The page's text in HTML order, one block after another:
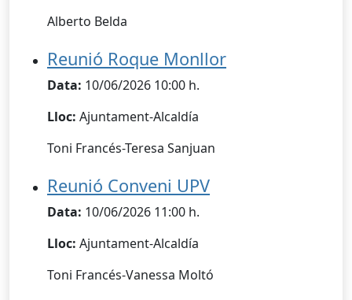
Alberto Belda
Reunió Roque Monllor
Data: 10/06/2026 10:00 h.
Lloc: Ajuntament-Alcaldía
Toni Francés-Teresa Sanjuan
Reunió Conveni UPV
Data: 10/06/2026 11:00 h.
Lloc: Ajuntament-Alcaldía
Toni Francés-Vanessa Moltó